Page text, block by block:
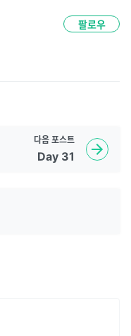
팔로우
다음 포스트
Day 31